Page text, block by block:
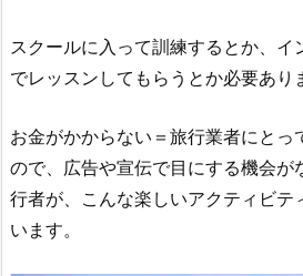
スクールに入って訓練するとか、イ
でレッスンしてもらうとか必要あり
お金がかからない＝旅行業者にとっ
ので、広告や宣伝で目にする機会が
行者が、こんな楽しいアクティビテ
います。